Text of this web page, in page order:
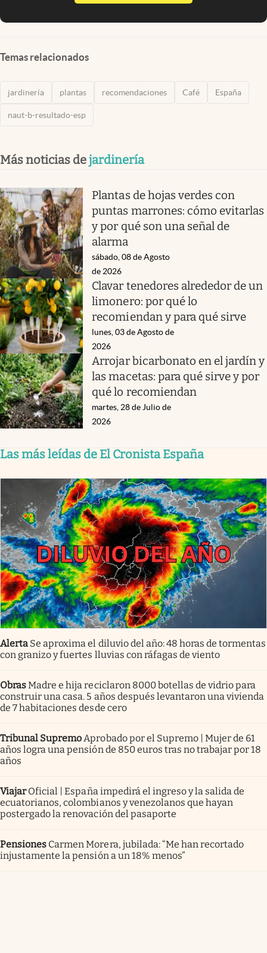
Temas relacionados
jardinería plantas recomendaciones Café España
naut-b-resultado-esp
Más noticias dejardinería
Plantas de hojas verdes con
puntas marrones: cómo evitarlas
y por qué son una señal de
alarma
sábado, 08 de Agosto
de 2026
Clavar tenedores alrededor de un
limonero: por qué lo
recomiendan y para qué sirve
lunes, 03 de Agosto de
2026
Arrojar bicarbonato en el jardín y
las macetas: para qué sirve y por
qué lo recomiendan
martes, 28 de Julio de
2026
Las más leídas de El Cronista España
Alerta Se aproxima el diluvio del año: 48 horas de tormentas
con granizo y fuertes lluvias con ráfagas de viento
ObrasMadre e hija reciclaron 8000 botellas de vidrio para
construir una casa. 5 años después levantaron una vivienda
de 7 habitaciones desde cero
Tribunal Supremo Aprobado por el Supremo | Mujer de 61
años logra una pensión de 850 euros tras no trabajar por 18
años
Viajar Oficial | España impedirá el ingreso y la salida de
ecuatorianos, colombianos y venezolanos que hayan
postergado la renovación del pasaporte
Pensiones Carmen Morera, jubilada: “Me han recortado
injustamente la pensión a un 18% menos”